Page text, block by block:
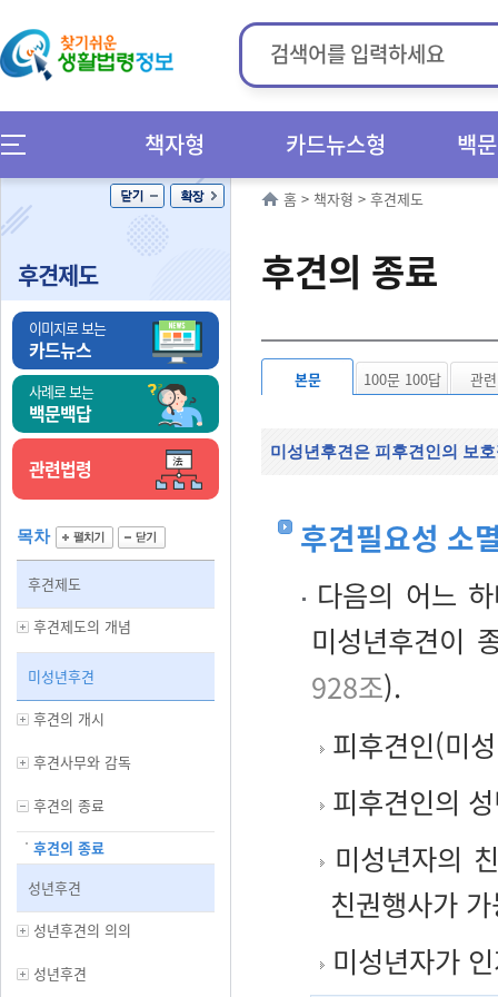
책자형 카드뉴스형 백
후견제도
이미지로 보는
카드뉴스
사례로 보는
백문백답
관련법령
목차
후견제도
후견제도의 개념
미성년후견
후견의 개시
후견사무와 감독
후견의 종료
후견의 종료
성년후견
성년후견의 의의
성년후견
홈 > 책자형 > 후견제도
후견의 종료
본문 100문 100답 관
미성년후견은 피후견인의 보
후견필요성 소
다음의 어느
미성년후견이
928조).
피후견인(미
피후견인의
미성년자의
친권행사가
미성년자가